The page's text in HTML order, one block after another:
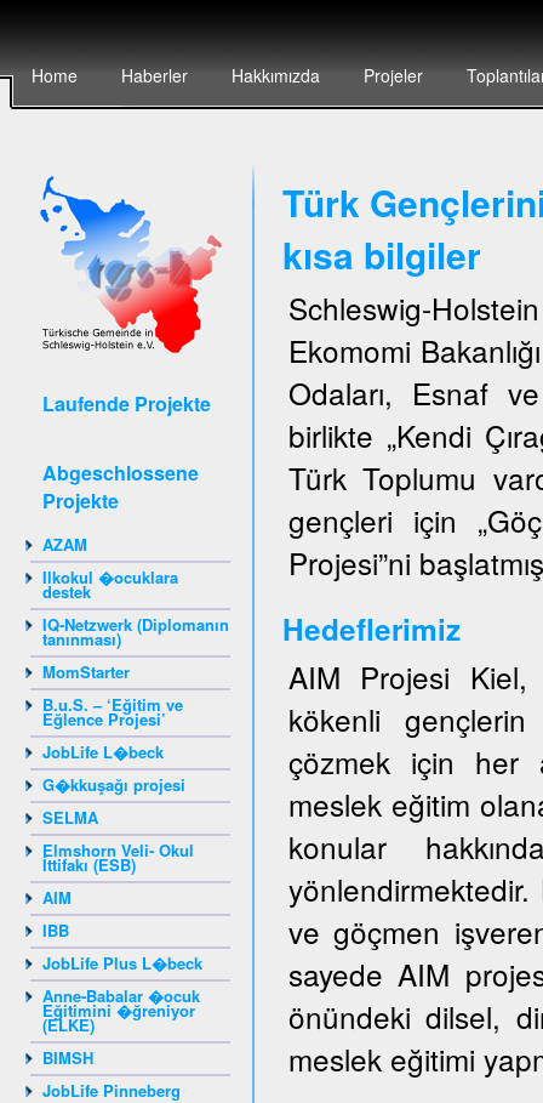
Home Haberler Hakkımızda Projeler
Laufende Projekte
Abgeschlossene
Projekte
AZAM
Ilkokul �ocuklara
destek
IQ-Netzwerk (Diplomanın
tanınması)
MomStarter
B.u.S. – ‘Eğitim ve
Eğlence Projesi’
JobLife L�beck
G�kkuşağı projesi
SELMA
Elmshorn Veli- Okul
İttifakı (ESB)
AIM
IBB
JobLife Plus L�beck
Anne-Babalar �ocuk
Eğitimini �ğreniyor
(ELKE)
BIMSH
JobLife Pinneberg
Türk
kısa bilgiler
Schleswig-
Ekomomi
Odaları, Esnaf
birlikte „Kendi
Türk Toplumu
gençleri için
Projesi”ni
Hedeflerimiz
AIM Projesi Kiel,
kökenli gençlerin
çözmek için her
meslek eğitim
konular
ve göçmen
sayede AIM
önündeki dilsel,
meslek eğitimi